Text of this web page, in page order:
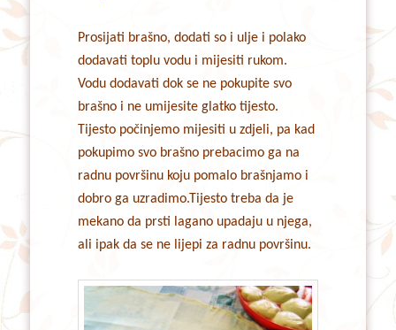
Prosijati brašno, dodati so i ulje i polako
dodavati toplu vodu i mijesiti rukom.
Vodu dodavati dok se ne pokupite svo
brašno i ne umijesite glatko tijesto.
Tijesto počinjemo mijesiti u zdjeli, pa kad
pokupimo svo brašno prebacimo ga na
radnu površinu koju pomalo brašnjamo i
dobro ga uzradimo.Tijesto treba da je
mekano da prsti lagano upadaju u njega,
ali ipak da se ne lijepi za radnu površinu.